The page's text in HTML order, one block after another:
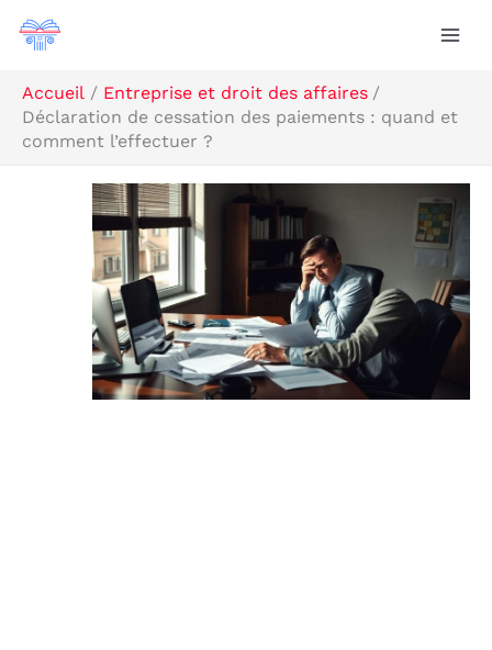
Aller
Accueil
Entreprise et droit des affaires
Déclaration de cessation des paiements : quand et
comment l’effectuer ?
Rechercher